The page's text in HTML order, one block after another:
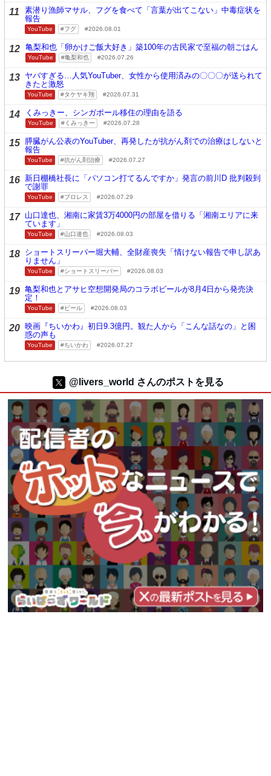
11
素潜り漁師マサル、フグを食べて「言葉が出てこない」中毒症状を
報告
YouTube フグ 2026.08.01
12 亀梨和也「卵かけご飯大好き」築100年の古民家で至福の朝ごはん
YouTube 亀梨和也 2026.07.26
13 ヤバすぎる…人気YouTuber、女性から使用済みの〇〇〇が送られて
きたと激怒
YouTube タケヤキ翔 2026.07.31
14 くみっきー、シンガポール移住の理由を語る
YouTube くみっきー 2026.07.28
15 膵臓がん公表のYouTuber、再発したが抗がん剤での治療はしないと
報告
YouTube 抗がん剤治療 2026.07.27
16 新日棚橋社長に「パソコン打てるんですか」発言の前川D 批判殺到
で謝罪
YouTube プロレス 2026.07.29
17 山口達也、湘南に家賃3万4000円の部屋を借りる「湘南エリアに来
ています」
YouTube 山口達也 2026.08.03
18 ショートスリーパー堀大輔、全財産喪失「情けない報告で申し訳あ
りません」
YouTube ショートスリーパー 2026.08.03
19 亀梨和也とアサヒ空想開発局のコラボビールが8月4日から発売決
定！
YouTube ビール 2026.08.03
20 映画『ちいかわ』初日9.3億円。観た人から「こんな話なの」と困
惑の声も
YouTube ちいかわ 2026.07.27
@livers_world さんのポストを見る